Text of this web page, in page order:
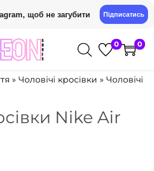
щоб не загубити Підписатись
П
й
П
й
0 0
» Чоловічі кросівки » Чоловічі
Nike Air